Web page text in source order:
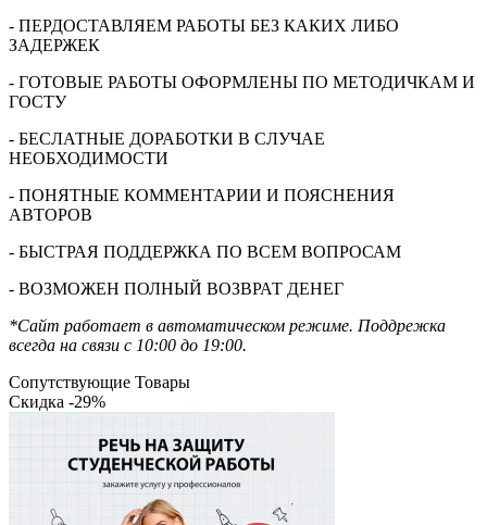
- ПЕРДОСТАВЛЯЕМ РАБОТЫ БЕЗ КАКИХ ЛИБО
ЗАДЕРЖЕК
- ГОТОВЫЕ РАБОТЫ ОФОРМЛЕНЫ ПО МЕТОДИЧКАМ И
ГОСТУ
- БЕСЛАТНЫЕ ДОРАБОТКИ В СЛУЧАЕ
НЕОБХОДИМОСТИ
- ПОНЯТНЫЕ КОММЕНТАРИИ И ПОЯСНЕНИЯ
АВТОРОВ
- БЫСТРАЯ ПОДДЕРЖКА ПО ВСЕМ ВОПРОСАМ
- ВОЗМОЖЕН ПОЛНЫЙ ВОЗВРАТ ДЕНЕГ
*Сайт работает в автоматическом режиме. Поддрежка
всегда на связи с 10:00 до 19:00.
Сопутствующие Товары
Скидка -29%